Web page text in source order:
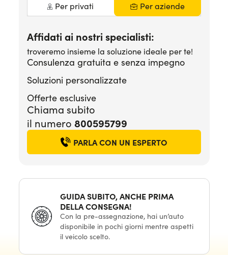
Per privati Per aziende
Affidati ai nostri specialisti:
troveremo insieme la soluzione ideale per te!
Consulenza gratuita e senza impegno
Soluzioni personalizzate
Offerte esclusive
Chiama subito
il numero 800595799
PARLA CON UN ESPERTO
GUIDA SUBITO, ANCHE PRIMA
DELLA CONSEGNA!
Con la pre-assegnazione, hai un’auto
disponibile in pochi giorni mentre aspetti
il veicolo scelto.